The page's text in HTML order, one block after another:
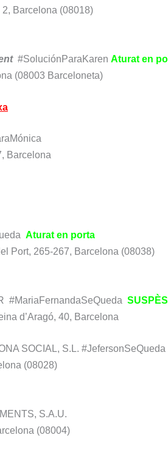
Barcelona (08018)
#SoluciónParaKaren Aturat en
(08003 Barceloneta)
Barcelona
Aturat en porta
Port, 265-267, Barcelona (08038)
#MariaFernandaSeQueda SUSPÈS
d’Aragó, 40, Barcelona
SOCIAL, S.L. #JefersonSeQueda
(08028)
S.A.U.
(08004)